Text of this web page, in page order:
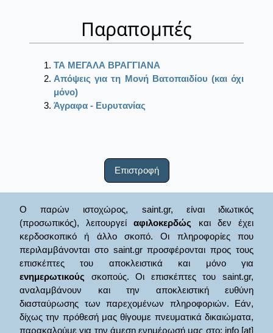
Παραπομπές
ΤΑ ΜΕΓΑΛΑ ΒΡΑΓΓΙΑΝΑ
Απόψεις για τη Μονή Βατοπαιδίου (και όχι
μόνο)
Άγραφα - Ευρυτανίας
Επιστροφή
Ο παρών ιστοχώρος, saint.gr, είναι ιδιωτικός
(προσωπικός), λειτουργείαφιλοκερδώς και δεν έχει
κερδοσκοπικό ή άλλο σκοπό. Οι πληροφορίες που
περιλαμβάνονται στο saint.gr προσφέρονται προς τους
επισκέπτες του αποκλειστικά και μόνο για
ενημερωτικούς σκοπούς. Οι επισκέπτες του saint.gr,
αναλαμβάνουν και την αποκλειστική ευθύνη
διασταύρωσης των παρεχομένων πληροφοριών. Εάν,
δίχως την πρόθεσή μας θίγουμε πνευματικά δικαιώματα,
παρακαλούμε για την άμεση ενημέρωσή μας στο: info [at]